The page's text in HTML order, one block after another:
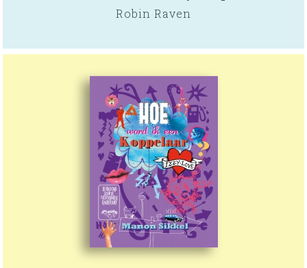
Robin Raven